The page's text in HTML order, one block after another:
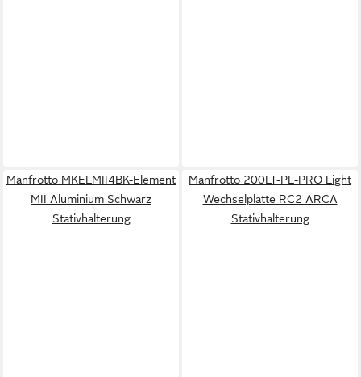
Manfrotto MKELMII4BK-Element
MII Aluminium Schwarz
Stativhalterung
Manfrotto 200LT-PL-PRO Light
Wechselplatte RC2 ARCA
Stativhalterung